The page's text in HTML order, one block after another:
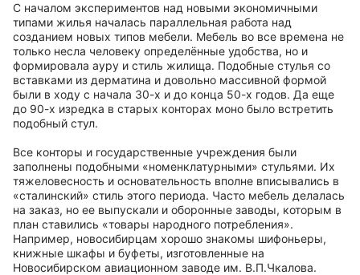
С началом экспериментов над новыми экономичными
типами жилья началась параллельная работа над
созданием новых типов мебели. Мебель во все времена не
только несла человеку определённые удобства, но и
формировала ауру и стиль жилища. Подобные стулья со
вставками из дерматина и довольно массивной формой
были в ходу с начала 30-х и до конца 50-х годов. Да еще
до 90-х изредка в старых конторах моно было встретить
подобный стул.
Все конторы и государственные учреждения были
заполнены подобными «номенклатурными» стульями. Их
тяжеловесность и основательность вполне вписывались в
«сталинский» стиль этого периода. Часто мебель делалась
на заказ, но ее выпускали и оборонные заводы, которым в
план ставились «товары народного потребления».
Например, новосибирцам хорошо знакомы шифоньеры,
книжные шкафы и буфеты, изготовленные на
Новосибирском авиационном заводе им. В.П.Чкалова.